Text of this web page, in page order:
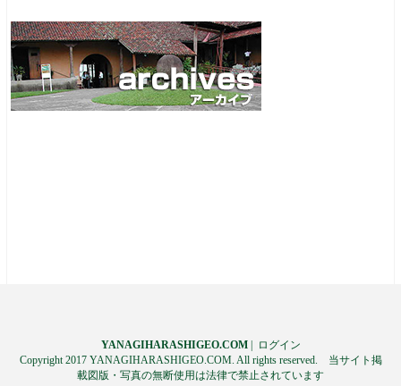
YANAGIHARASHIGEO.COM|
ログイン
Copyright 2017 YANAGIHARASHIGEO.COM. All rights reserved. 当サイト掲
載図版・写真の無断使用は法律で禁止されています